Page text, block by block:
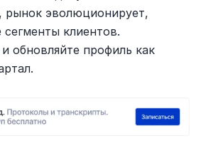
рынок эволюционирует,
клиентов.
обновляйте профиль как